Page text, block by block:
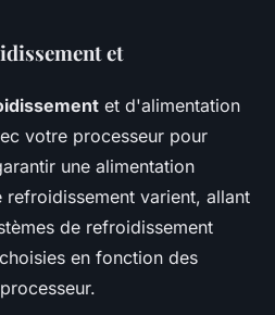
et
et d'alimentation
votre processeur pour
une alimentation
refroidissement varient, allant
de refroidissement
en fonction des